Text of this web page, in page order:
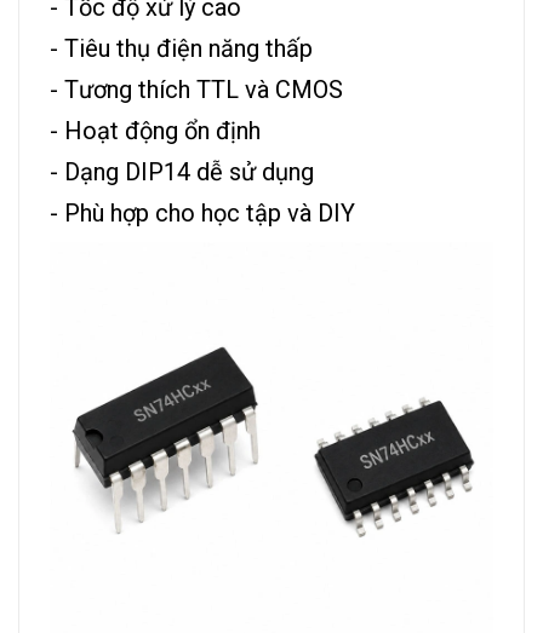
- Tốc độ xử lý cao
- Tiêu thụ điện năng thấp
- Tương thích TTL và CMOS
- Hoạt động ổn định
- Dạng DIP14 dễ sử dụng
- Phù hợp cho học tập và DIY